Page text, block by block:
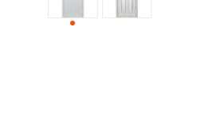
ДЕРЕВЯННЫЕ